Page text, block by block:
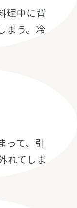
理中に背
まう。冷
って、引
れてしま